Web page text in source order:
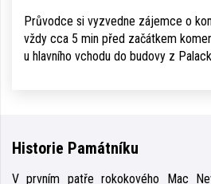
Průvodce si vyzvedne zájemce o
vždy cca 5 min před začátkem
u hlavního vchodu do budovy z
Historie Památníku
V prvním patře rokokového Mac